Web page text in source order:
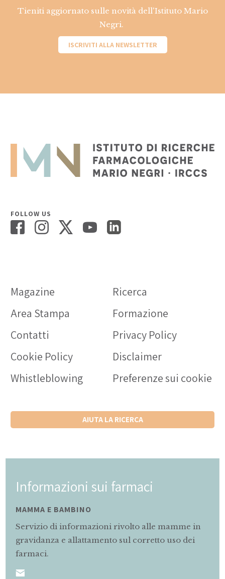
Tieniti aggiornato sulle novità dell'Istituto Mario
Negri.
ISCRIVITI ALLA NEWSLETTER
FOLLOW US
Magazine
Ricerca
Area Stampa
Formazione
Contatti
Privacy Policy
Cookie Policy
Disclaimer
Whistleblowing
Preferenze sui cookie
AIUTA LA RICERCA
Informazioni sui farmaci
MAMMA E BAMBINO
Servizio di informazioni rivolto alle mamme in
gravidanza e allattamento sul corretto uso dei
farmaci.